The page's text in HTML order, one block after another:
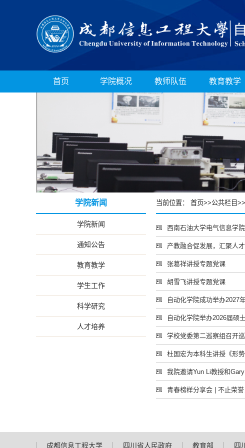
首页 学院概况 教师队伍 教育教学
学院新闻
学院新闻
通知公告
教育教学
学生工作
科学研究
人才培养
当前位置： 首页>>公共栏目>>
西南石油大学电气信息学
产教融合促发展，汇聚人
张葛祥讲授专题党课
胡雪飞讲授专题党课
自动化学院成功举办2027
自动化学院举办2026届硕
学校党委第二巡察组召开
杜国宏为本科生讲授《形
我院邀请Yun Li教授和
青春榜样分享会 | 不止荣
成都信息工程大学 四川省人民政府 教育部 四